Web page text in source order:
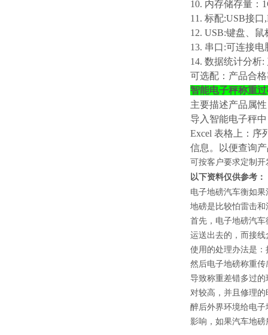
10. 内存储存量：
11. 标配:USB接口
12. USB:键盘、
13. 串口:可连接
14. 数据统计分析
可选配：产品合
智能电子秤称重
主要描述产品属
导入智能电子秤
Excel 表格上：序
信息。以便查询
可按客户要求定制
以下资料仅供参考：
电子地磅汽车衡如
地磅是比较怕雷击
首先，电子地磅汽
运送出去的，而接
使用的处理办法是
然后电子地磅称重
导致称重差错多过
对较高，并且修理
醉后外界环境给电
影响，如果汽车地